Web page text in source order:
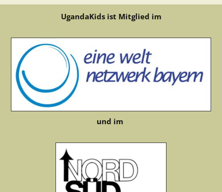
UgandaKids ist Mitglied im
und im